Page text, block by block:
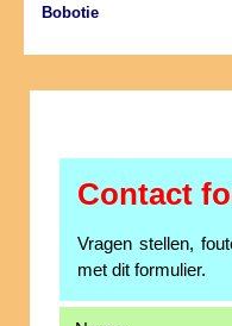
Bobotie
Contact
Vragen stellen,
met dit formulier.